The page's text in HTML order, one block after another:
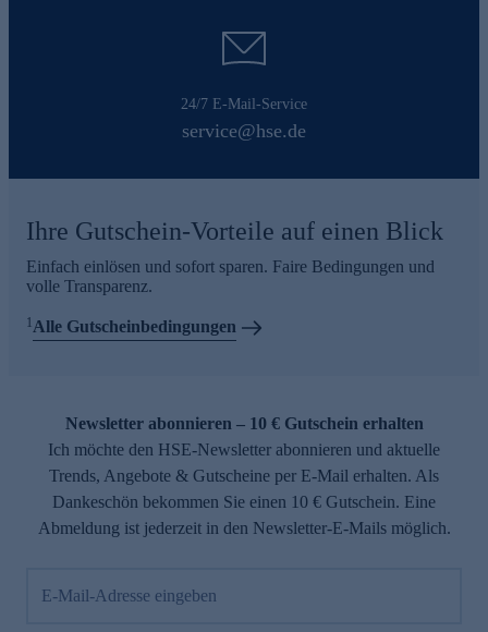
24/7 E-Mail-Service
service@hse.de
Ihre Gutschein-Vorteile auf einen Blick
Einfach einlösen und sofort sparen. Faire Bedingungen und
volle Transparenz.
1Alle Gutscheinbedingungen
Newsletter abonnieren – 10 € Gutschein erhalten
Ich möchte den HSE-Newsletter abonnieren und aktuelle
Trends, Angebote & Gutscheine per E-Mail erhalten. Als
Dankeschön bekommen Sie einen 10 € Gutschein. Eine
Abmeldung ist jederzeit in den Newsletter-E-Mails möglich.
E-Mail-Adresse eingeben